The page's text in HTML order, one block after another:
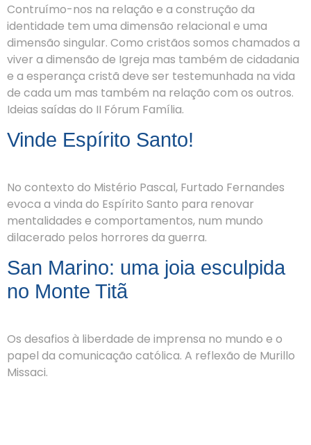
Contruímo-nos na relação e a construção da
identidade tem uma dimensão relacional e uma
dimensão singular. Como cristãos somos chamados a
viver a dimensão de Igreja mas também de cidadania
e a esperança cristã deve ser testemunhada na vida
de cada um mas também na relação com os outros.
Ideias saídas do II Fórum Família.
Vinde Espírito Santo!
No contexto do Mistério Pascal, Furtado Fernandes
evoca a vinda do Espírito Santo para renovar
mentalidades e comportamentos, num mundo
dilacerado pelos horrores da guerra.
San Marino: uma joia esculpida
no Monte Titã
Os desafios à liberdade de imprensa no mundo e o
papel da comunicação católica. A reflexão de Murillo
Missaci.